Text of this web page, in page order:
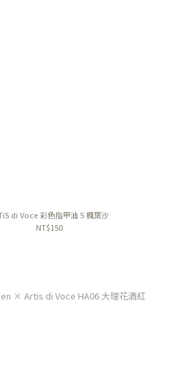
di Voce 彩色指甲油 5 楓葉沙
NT$150